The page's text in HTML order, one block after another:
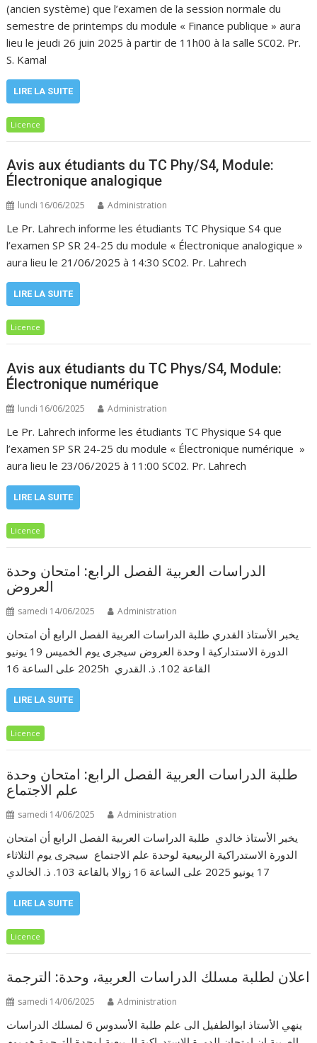
(ancien système) que l’examen de la session normale du
semestre de printemps du module « Finance publique » aura
lieu le jeudi 26 juin 2025 à partir de 11h00 à la salle SC02. Pr.
S. Kamal
LIRE LA SUITE
Licence
Avis aux étudiants du TC Phy/S4, Module:
Électronique analogique
lundi 16/06/2025 Administration
Le Pr. Lahrech informe les étudiants TC Physique S4 que
l’examen SP SR 24-25 du module « Électronique analogique »
aura lieu le 21/06/2025 à 14:30 SC02. Pr. Lahrech
LIRE LA SUITE
Licence
Avis aux étudiants du TC Phys/S4, Module:
Électronique numérique
lundi 16/06/2025 Administration
Le Pr. Lahrech informe les étudiants TC Physique S4 que
l’examen SP SR 24-25 du module « Électronique numérique »
aura lieu le 23/06/2025 à 11:00 SC02. Pr. Lahrech
LIRE LA SUITE
Licence
الدراسات العربية الفصل الرابع: امتحان وحدة
العروض
samedi 14/06/2025 Administration
يخبر الأستاذ القدري طلبة الدراسات العربية الفصل الرابع أن امتحان
الدورة الاستداركية ا وحدة العروض سيجرى يوم الخميس 19 يونيو
2025 على الساعة 16h القاعة 102. ذ. القدري
LIRE LA SUITE
Licence
طلبة الدراسات العربية الفصل الرابع: امتحان وحدة
علم الاجتماع
samedi 14/06/2025 Administration
يخبر الأستاذ خالدي طلبة الدراسات العربية الفصل الرابع أن امتحان
الدورة الاستدراكية الربيعية لوحدة علم الاجتماع سيجرى يوم الثلاثاء
17 يونيو 2025 على الساعة 16 زوالا بالقاعة 103. ذ. الخالدي
LIRE LA SUITE
Licence
اعلان لطلبة مسلك الدراسات العربية، وحدة: الترجمة
samedi 14/06/2025 Administration
ينهي الأستاذ ابوالطفيل الى علم طلبة الأسدوس 6 لمسلك الدراسات